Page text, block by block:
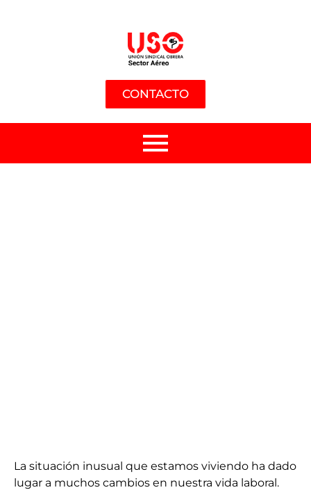
CONTACTO
La situación inusual que estamos viviendo ha dado
lugar a muchos cambios en nuestra vida laboral.